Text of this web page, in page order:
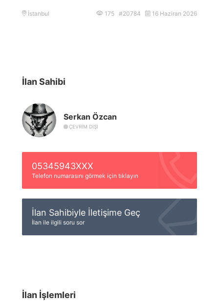
İstanbul 175 #20784 16 Haziran 2026
İlan Sahibi
Serkan Özcan
ÇEVRIM DIŞI
05345943XXX
Telefon numarasını görmek için tıklayın
İlan Sahibiyle İletişime Geç
İlan ile ilgili soru sor
İlan İşlemleri